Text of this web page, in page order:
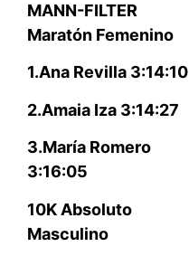
MANN-FILTER
Maratón Femenino
1.Ana Revilla 3:14:10
2.Amaia Iza 3:14:27
3.María Romero
3:16:05
10K Absoluto
Masculino